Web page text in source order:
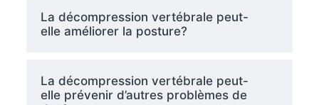
La décompression vertébrale peut-
elle améliorer la posture?
La décompression vertébrale peut-
elle prévenir d’autres problèmes de